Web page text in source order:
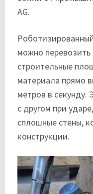
AG.
можно перевозить
строительные
материала прямо
метров в секунду.
с другом при
сплошные стены,
конструкции.